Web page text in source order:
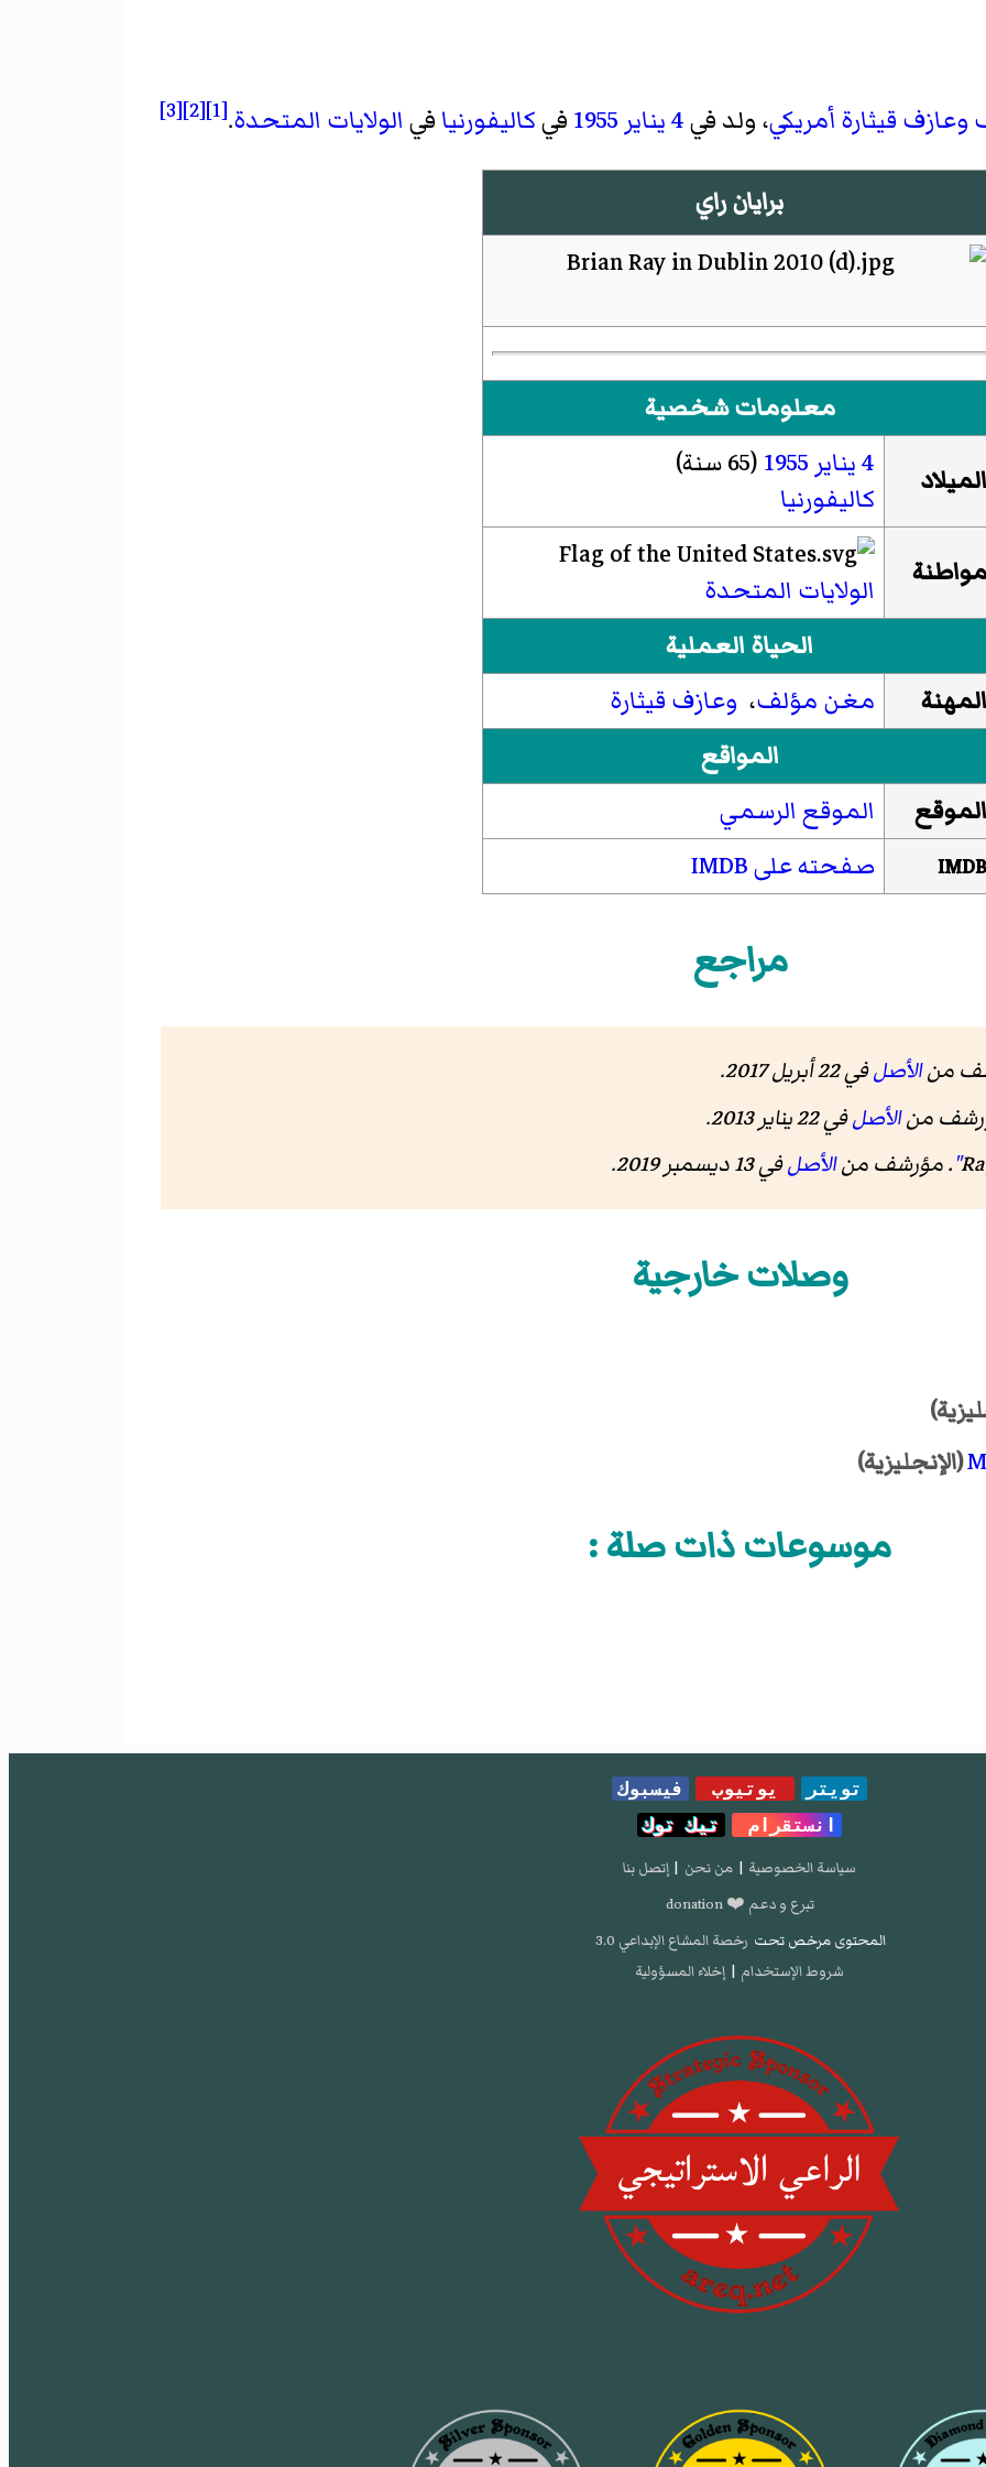
وعازف قيثارة أمريكي، ولد في4 يناير 1955 فيكاليفورنيا في الولايات المتحدة.
[1]
[2]
[3]
برايان راي
معلومات شخصية
الميلاد
4 يناير 1955 (65 سنة)
كاليفورنيا
مواطنة
الولايات المتحدة
الحياة العملية
المهنة
مغن مؤلف، وعازف قيثارة
المواقع
الموقع
الموقع الرسمي
IMDB صفحته على IMDB
مراجع
منالأصلفي 22 أبريل 2017
.
منالأصلفي 22 يناير 2013
.
. مؤرشف منالأصلفي 13 ديسمبر 2019 .
وصلات خارجية
(الإنجليزية)
موسوعات ذات صلة :
تويتر يوتيوب
فيسبوك
انستقرام
تيك توك
سياسة الخصوصية | من نحن | إتصل بنا
تبرع و دعم ❤️ donation
المحتوى مرخص تحت رخصة المشاع الإبداعي 3.0
شروط الإستخدام | إخلاء المسؤولية